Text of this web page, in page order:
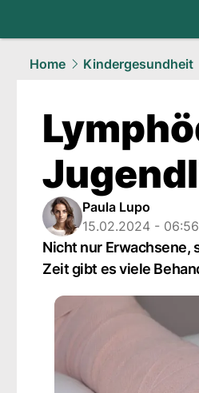
Home
Kindergesundheit
Paula Lupo
15.02.2024 - 06:56
Nicht nur Erwachsene,
Zeit gibt es viele